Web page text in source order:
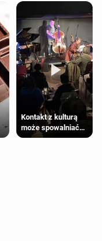
Kontakt z kulturą
może spowalniać
starzenie